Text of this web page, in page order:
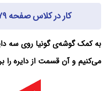
کار در کلاس صفحه ۷۹ ریاضی چهارم با جواب
به کمک گوشه‌ی گونیا روی سه
می‌کنیم و آن قسمت از دایره را